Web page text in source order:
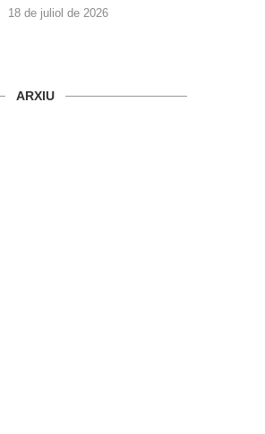
18 de juliol de 2026
ARXIU